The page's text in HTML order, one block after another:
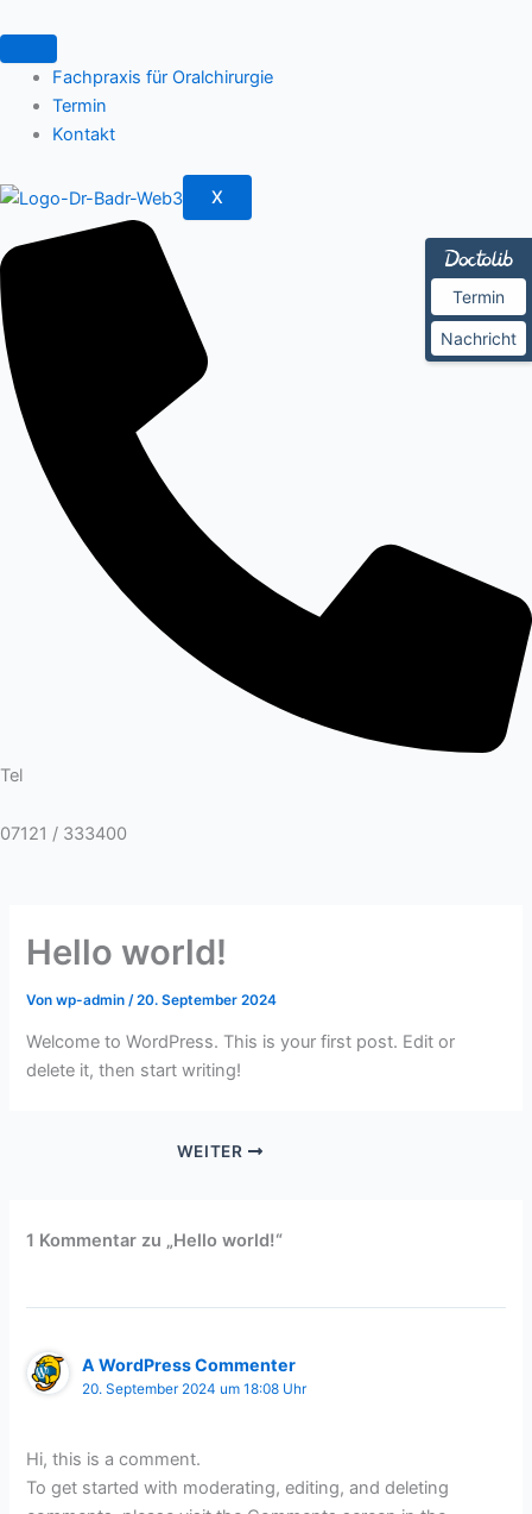
Inhalt
springenFachpraxis für Oralchirurgie
Termin
Kontakt
X
Tel
07121 / 333400
Termin
Nachricht
Hello world!
Vonwp-admin /20. September 2024
Welcome to WordPress. This is your first post. Edit or
delete it, then start writing!
WEITER
1 Kommentar zu „Hello world!“
A WordPress Commenter
20. September 2024 um 18:08 Uhr
Hi, this is a comment.
To get started with moderating, editing, and deleting